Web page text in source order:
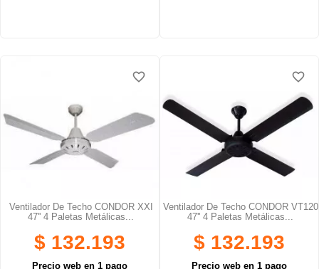
Ventilador De Techo CONDOR XXI
47'' 4 Paletas Metálicas...
$ 132.193
Precio web en 1 pago
favorite_border
Ventilador De Techo CONDOR VT120
47'' 4 Paletas Metálicas...
$ 132.193
Precio web en 1 pago
favorite_border